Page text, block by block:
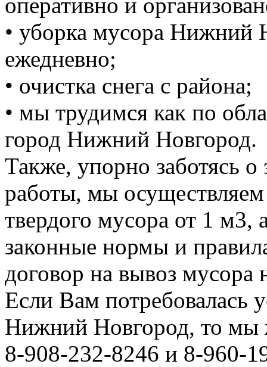
• уборка мусора Нижний
ежедневно;
• очистка снега с района;
• мы трудимся как по
город Нижний Новгород.
Также, упорно заботясь
работы, мы
твердого мусора от 1 м3,
законные нормы и
договор на вывоз мусора
Если Вам потребовалась
Нижний Новгород, то мы
8-908-232-8246 и 8-960-